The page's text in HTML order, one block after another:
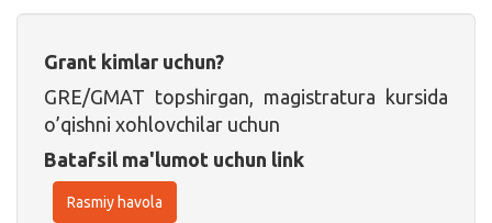
Grant kimlar uchun?
GRE/GMAT topshirgan, magistratura kursida
o’qishni xohlovchilar uchun
Batafsil ma'lumot uchun link
Rasmiy havola